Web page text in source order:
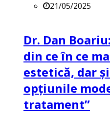
21/05/2025
Dr. Dan
din ce în ce
estetică, dar
opțiunile
tratament”